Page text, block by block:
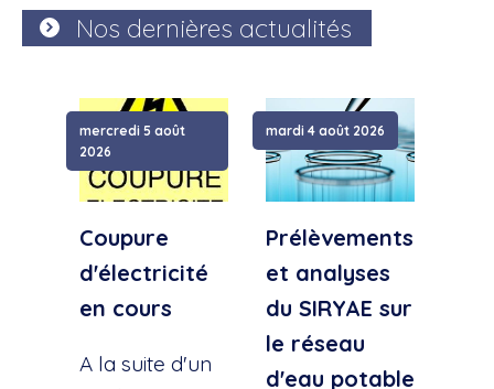
Nos dernières actualités
mercredi 5 août
2026
Coupure
d'électricité
en cours
A la suite d'un
mardi 4 août 2026
Prélèvements
et analyses
du SIRYAE sur
le réseau
d'eau potable